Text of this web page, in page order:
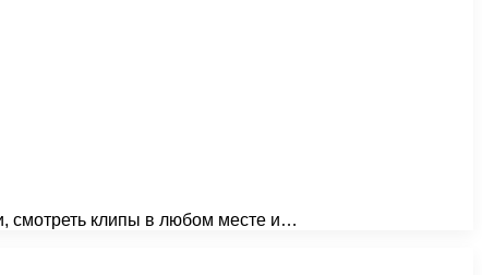
смотреть клипы в любом месте и…